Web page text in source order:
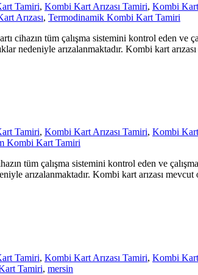
Tamiri, Kombi Kart Arızası Tamiri, Kombi
Arızası, Termodinamik Kombi Kart Tamiri
tüm çalışma sistemini kontrol eden ve
nedeniyle arızalanmaktadır. Kombi kart
Tamiri, Kombi Kart Arızası Tamiri, Kombi
Kombi Kart Tamiri
tüm çalışma sistemini kontrol eden ve
arızalanmaktadır. Kombi kart arızası
Tamiri, Kombi Kart Arızası Tamiri, Kombi
Tamiri, mersin